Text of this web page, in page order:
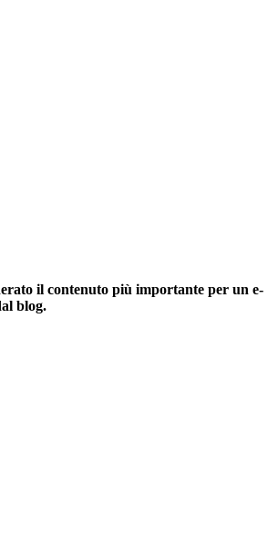
il contenuto più importante per un e-
blog.